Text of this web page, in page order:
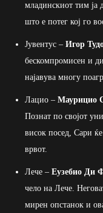
младинскиот тим ја
што е потег кој го
Јувентус – Игор
бескомпромисен и
најавува многу
Лацио – Маурицио
Познат по својот
висок посед, Сари
врвот.
Лече – Еузебио Ди
чело на Лече.
мирен опстанок и